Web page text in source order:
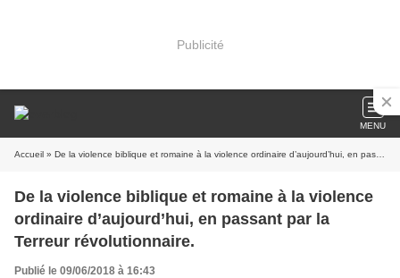
Publicité
MENU
Accueil » De la violence biblique et romaine à la violence ordinaire d’aujourd’hui, en passant par la Terreur révolutionnaire.
De la violence biblique et romaine à la violence
ordinaire d’aujourd’hui, en passant par la
Terreur révolutionnaire.
Publié le 09/06/2018 à 16:43